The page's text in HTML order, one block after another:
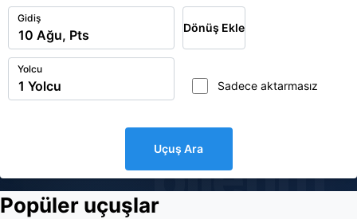
biletim
Gidiş
Dönüş Ekle
Yolcu
Sadece aktarmasız
Uçuş Ara
Popüler uçuşlar